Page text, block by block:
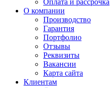
Оплата и рассрочка
О компании
Производство
Гарантия
Портфолио
Отзывы
Реквизиты
Вакансии
Карта сайта
Клиентам